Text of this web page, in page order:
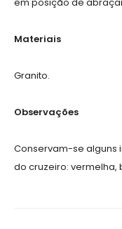
Materiais
Granito.
Observações
Conservam-se alguns
do cruzeiro: vermelha,